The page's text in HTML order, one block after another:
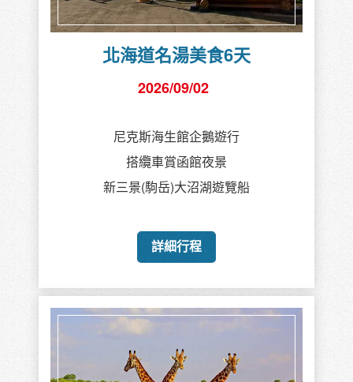
北海道名湯美食6天
2026/09/02
尼克斯海生館企鵝遊行
搭纜車賞函館夜景
新三景(駒岳)大沼湖遊覽船
詳細行程